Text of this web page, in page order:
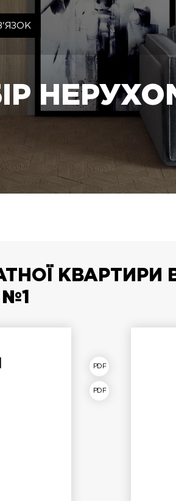
КВАРТИРИ